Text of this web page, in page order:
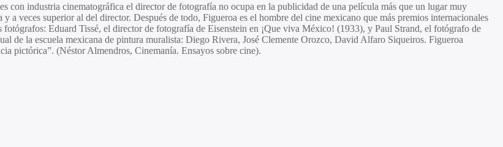
con industria cinematográfica el director de fotografía no ocupa en la publicidad de una película más que un lugar muy
a veces superior al del director. Después de todo, Figueroa es el hombre del cine mexicano que más premios internacionales
Eduard Tissé, el director de fotografía de Eisenstein en ¡Que viva México! (1933), y Paul Strand, el fotógrafo de
de la escuela mexicana de pintura muralista: Diego Rivera, José Clemente Orozco, David Alfaro Siqueiros. Figueroa
pictórica”. (Néstor Almendros, Cinemanía. Ensayos sobre cine).